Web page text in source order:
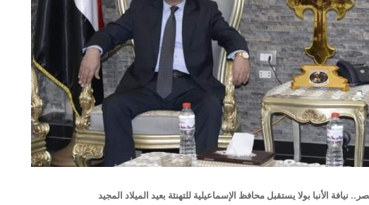
نيافة الأنبا بولا يستقبل محافظ الإسماعيلية للتهنئة بعيد الميلاد المجيد